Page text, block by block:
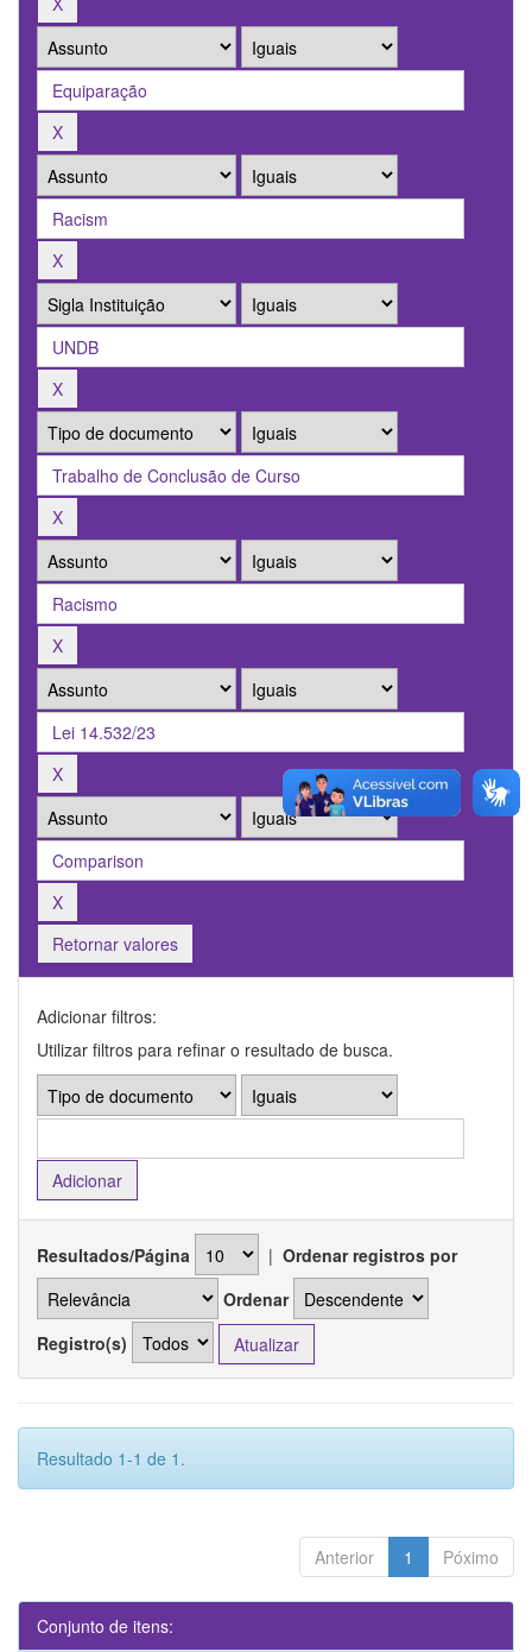
Retornar valores
Adicionar filtros:
Utilizar filtros para refinar o resultado de busca.
Resultados/Página | Ordenar registros por
Ordenar
Registro(s)
Resultado 1-1 de 1.
Anterior 1 Póximo
Conjunto de itens: